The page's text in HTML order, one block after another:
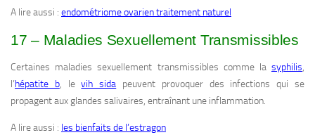
A lire aussi : endométriome ovarien traitement naturel
17 – Maladies Sexuellement Transmissibles
Certaines maladies sexuellement transmissibles comme la syphilis,
l’hépatite b, levih sida peuvent provoquer des infections qui se
propagent aux glandes salivaires, entraînant une inflammation.
A lire aussi : les bienfaits de l’estragon